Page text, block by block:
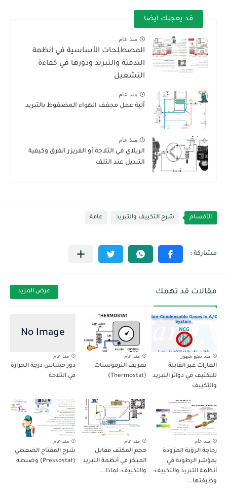
قد يعجبك ايضا
منذ عام
المصطلحات الأساسية في أنظمة
التدفئة والتبريد ودورها في كفاءة
التشغيل
منذ عام
آلية عمل مجفف الهواء المضغوط بالتبريد
منذ عام
الريلاي في الثلاجة أو الفريزر الفرق وكيفية
التبديل عند التلف
الأقسام شرح التكييف والتبريد عامة
مقالات قد تهمك عرض المزيد
منذ بضع شهور
الغازات غير القابلة
للتكثيف في دوائر التبريد
والتكييف
منذ عام
تعريف الثرموستات
(Thermostat)
منذ عام
دور حساس درجة الحرارة
في الثلاجة
منذ عام
زجاجة الرؤية المزودة
بمؤشر الرطوبة في
أنظمة التبريد والتكييف:
وظيفتها...
منذ عام
حجم المكثف مقابل
المبخر في أنظمة التبريد
والتكييف: لماذا...
منذ عام
شرح المفتاح الضغطي
(Pressostat) وضبطه